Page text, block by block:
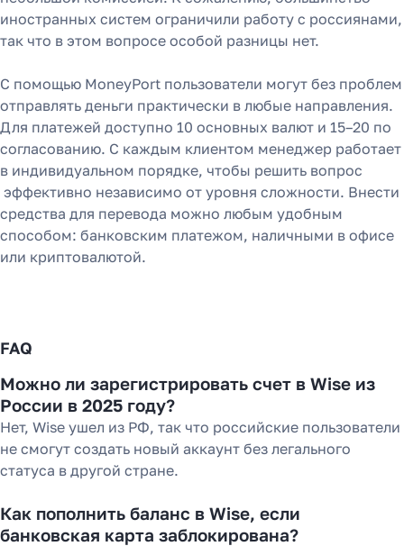
иностранных систем ограничили работу с россиянами,
так что в этом вопросе особой разницы нет.
С помощью MoneyPort пользователи могут без проблем
отправлять деньги практически в любые направления.
Для платежей доступно 10 основных валют и 15–20 по
согласованию. С каждым клиентом менеджер работает
в индивидуальном порядке, чтобы решить вопрос
эффективно независимо от уровня сложности. Внести
средства для перевода можно любым удобным
способом: банковским платежом, наличными в офисе
или криптовалютой.
FAQ
Можно ли зарегистрировать счет в Wise из
России в 2025 году?
Нет, Wise ушел из РФ, так что российские пользователи
не смогут создать новый аккаунт без легального
статуса в другой стране.
Как пополнить баланс в Wise, если
банковская карта заблокирована?